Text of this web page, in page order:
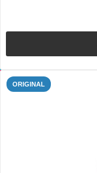
ORIGINAL